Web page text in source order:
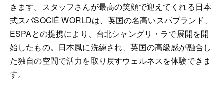
きます。スタッフさんが最高の笑顔で迎えてくれる日本
式スパSOCIÉ WORLDは、英国の名高いスパブランド、
ESPAとの提携により、台北シャングリ・ラで展開を開
始したもの。日本風に洗練され、英国の高級感が融合し
た独自の空間で活力を取り戻すウェルネスを体験できま
す。